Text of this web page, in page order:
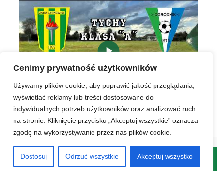
Cenimy prywatność użytkowników
Używamy plików cookie, aby poprawić jakość przeglądania,
wyświetlać reklamy lub treści dostosowane do
indywidualnych potrzeb użytkowników oraz analizować ruch
na stronie. Kliknięcie przycisku „Akceptuj wszystkie” oznacza
zgodę na wykorzystywanie przez nas plików cookie.
Dostosuj Odrzuć wszystkie Akceptuj wszystko
▶
© 2026 LKS Znicz Jankowice • Zbudowany z GeneratePress